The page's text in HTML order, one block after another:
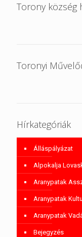
Torony község
Toronyi
Hírkategóriák
Álláspályázat
Alpokalja
Aranypatak
Aranypatak
Aranypatak
Bejegyzés